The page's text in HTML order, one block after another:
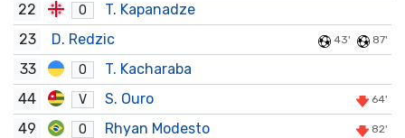
22 O
T. Kapanadze
23
D. Redzic 43' 87'
33 O
T. Kacharaba
44
V S. Ouro 64'
49 O Rhyan Modesto 82'